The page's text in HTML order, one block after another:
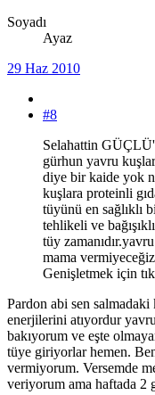
Soyadı
Ayaz
29 Haz 2010
#8
Selahattin GÜÇLÜ'
gürhun yavru
diye bir kaide yok
kuşlara proteinli
tüyünü en sağlıklı
tehlikeli ve
tüy
mama
Genişletmek için
Pardon abi sen salmadaki
enerjilerini atıyordur
bakıyorum ve eşte
tüye giriyorlar hemen.
vermiyorum. Versemde
veriyorum ama haftada 2